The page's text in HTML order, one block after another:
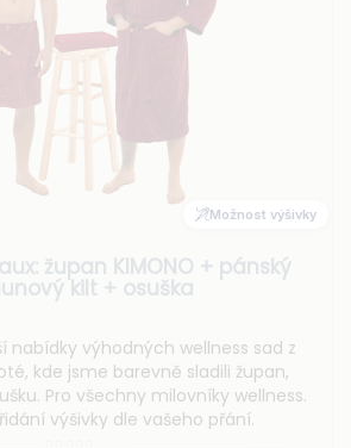
Možnost výšivky
župan KIMONO + pánský
kilt + osuška
nabídky výhodných wellness sad z
kde jsme barevně sladili župan,
Pro všechny milovníky wellness.
výšivky dle vašeho přání.